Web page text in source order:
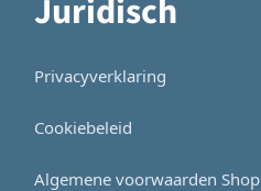
Juridisch
Privacyverklaring
Cookiebeleid
Algemene voorwaarden Shop